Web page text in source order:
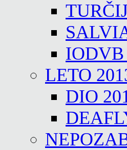
IODVB
LETO
DIO